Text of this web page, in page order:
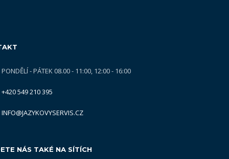
PONDĚLÍ - PÁTEK 08.00 - 11:00, 12:00 - 16:00
+420 549 210 395
INFO@JAZYKOVYSERVIS.CZ
NÁS TAKÉ NA SÍTÍCH